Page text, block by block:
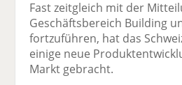
Fast zeitgleich mit der
Geschäftsbereich Building
fortzuführen, hat das
einige neue
Markt gebracht.